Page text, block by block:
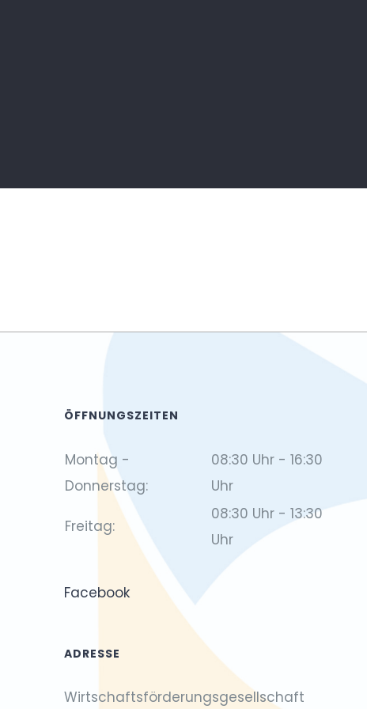
ÖFFNUNGSZEITEN
Montag -
Donnerstag:
08:30 Uhr - 16:30
Uhr
Freitag:
08:30 Uhr - 13:30
Uhr
Facebook
ADRESSE
Wirtschaftsförderungsgesellschaft